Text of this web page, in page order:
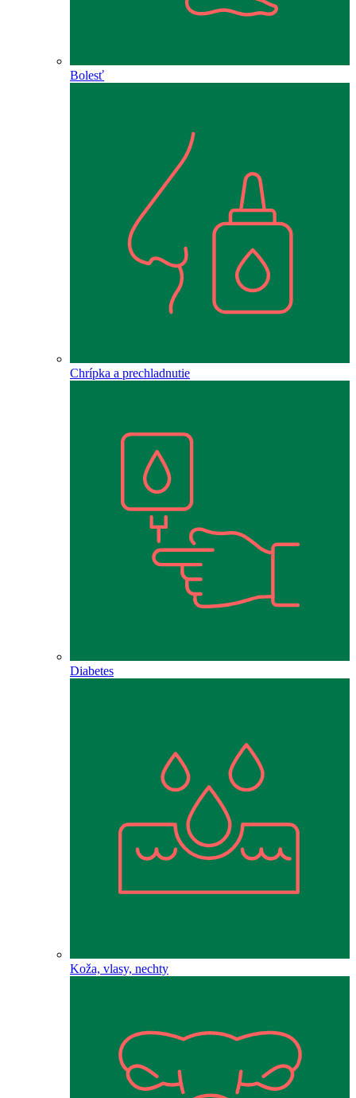
Bolesť
Chrípka a prechladnutie
Diabetes
Koža, vlasy, nechty